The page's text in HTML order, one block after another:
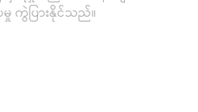
ကွဲပြားနိုင်သည်။